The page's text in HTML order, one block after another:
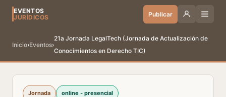
EVENTOS
JURÍDICOS
Publicar
Inicio›Eventos›
21a Jornada LegalTech (Jornada de Actualización de
Conocimientos en Derecho TIC)
Jornada online - presencial